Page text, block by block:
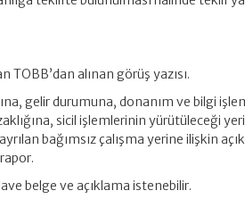
alınan görüş yazısı.
gelir durumuna, donanım ve bilgi
sicil işlemlerinin yürütüleceği
bağımsız çalışma yerine ilişkin
belge ve açıklama istenebilir.